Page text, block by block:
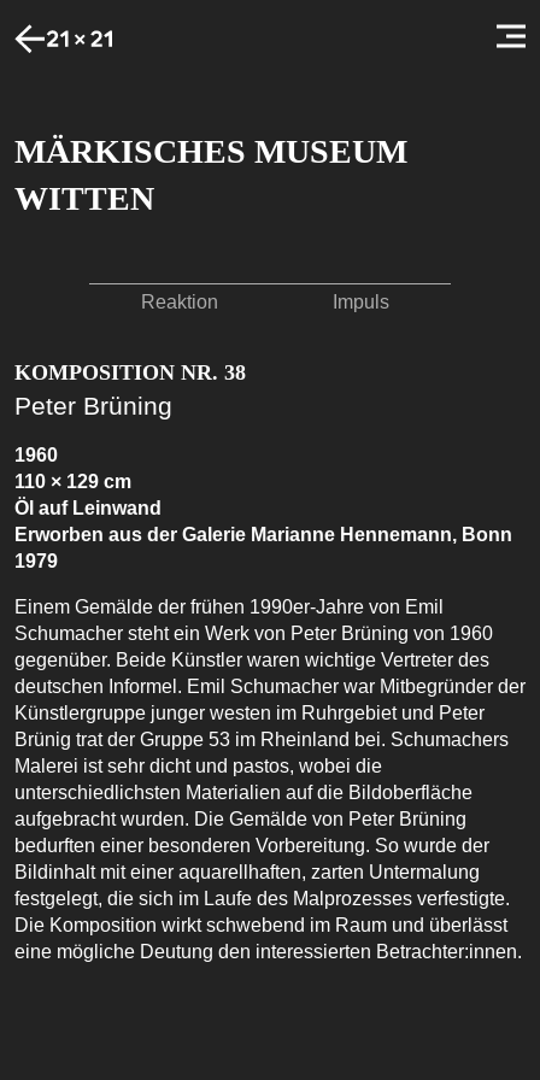
MÄRKISCHES MUSEUM
WITTEN
Reaktion Impuls
KOMPOSITION NR. 38
Peter Brüning
1960
110 × 129 cm
Öl auf Leinwand
Erworben aus der Galerie Marianne Hennemann, Bonn
1979
Einem Gemälde der frühen 1990er-Jahre von Emil
Schumacher steht ein Werk von Peter Brüning von 1960
gegenüber. Beide Künstler waren wichtige Vertreter des
deutschen Informel. Emil Schumacher war Mitbegründer der
Künstlergruppe junger westen im Ruhrgebiet und Peter
Brünig trat der Gruppe 53 im Rheinland bei. Schumachers
Malerei ist sehr dicht und pastos, wobei die
unterschiedlichsten Materialien auf die Bildoberfläche
aufgebracht wurden. Die Gemälde von Peter Brüning
bedurften einer besonderen Vorbereitung. So wurde der
Bildinhalt mit einer aquarellhaften, zarten Untermalung
festgelegt, die sich im Laufe des Malprozesses verfestigte.
Die Komposition wirkt schwebend im Raum und überlässt
eine mögliche Deutung den interessierten Betrachter:innen.